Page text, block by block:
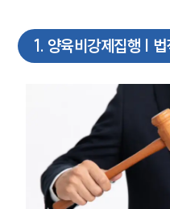
1. 양육비강제집행 |